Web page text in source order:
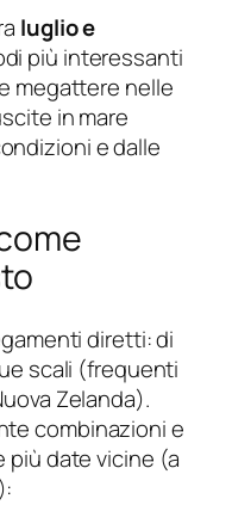
luglio e
più interessanti
megattere nelle
in mare
e dalle
diretti: di
scali (frequenti
Zelanda).
combinazioni e
più date vicine (a